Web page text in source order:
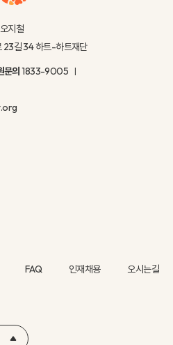
지철
23길 34 하트-하트재단
문의1833-9005
FAQ 인재채용 오시는길